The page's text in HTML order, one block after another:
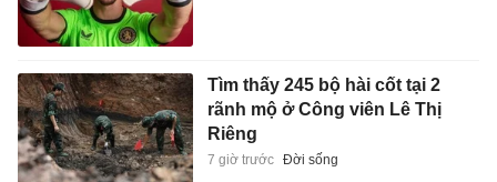
Tìm thấy 245 bộ hài cốt tại 2
rãnh mộ ở Công viên Lê Thị
Riêng
7 giờ trước Đời sống